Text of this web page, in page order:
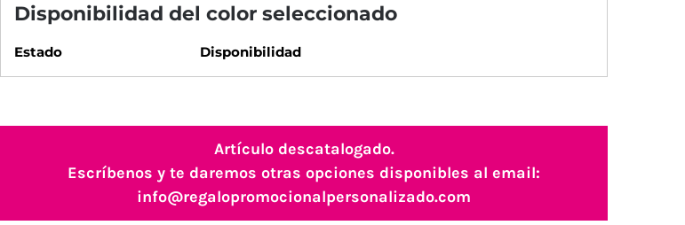
Disponibilidad del color seleccionado
Estado Disponibilidad
Artículo descatalogado.
Escríbenos y te daremos otras opciones disponibles al email:
info@regalopromocionalpersonalizado.com